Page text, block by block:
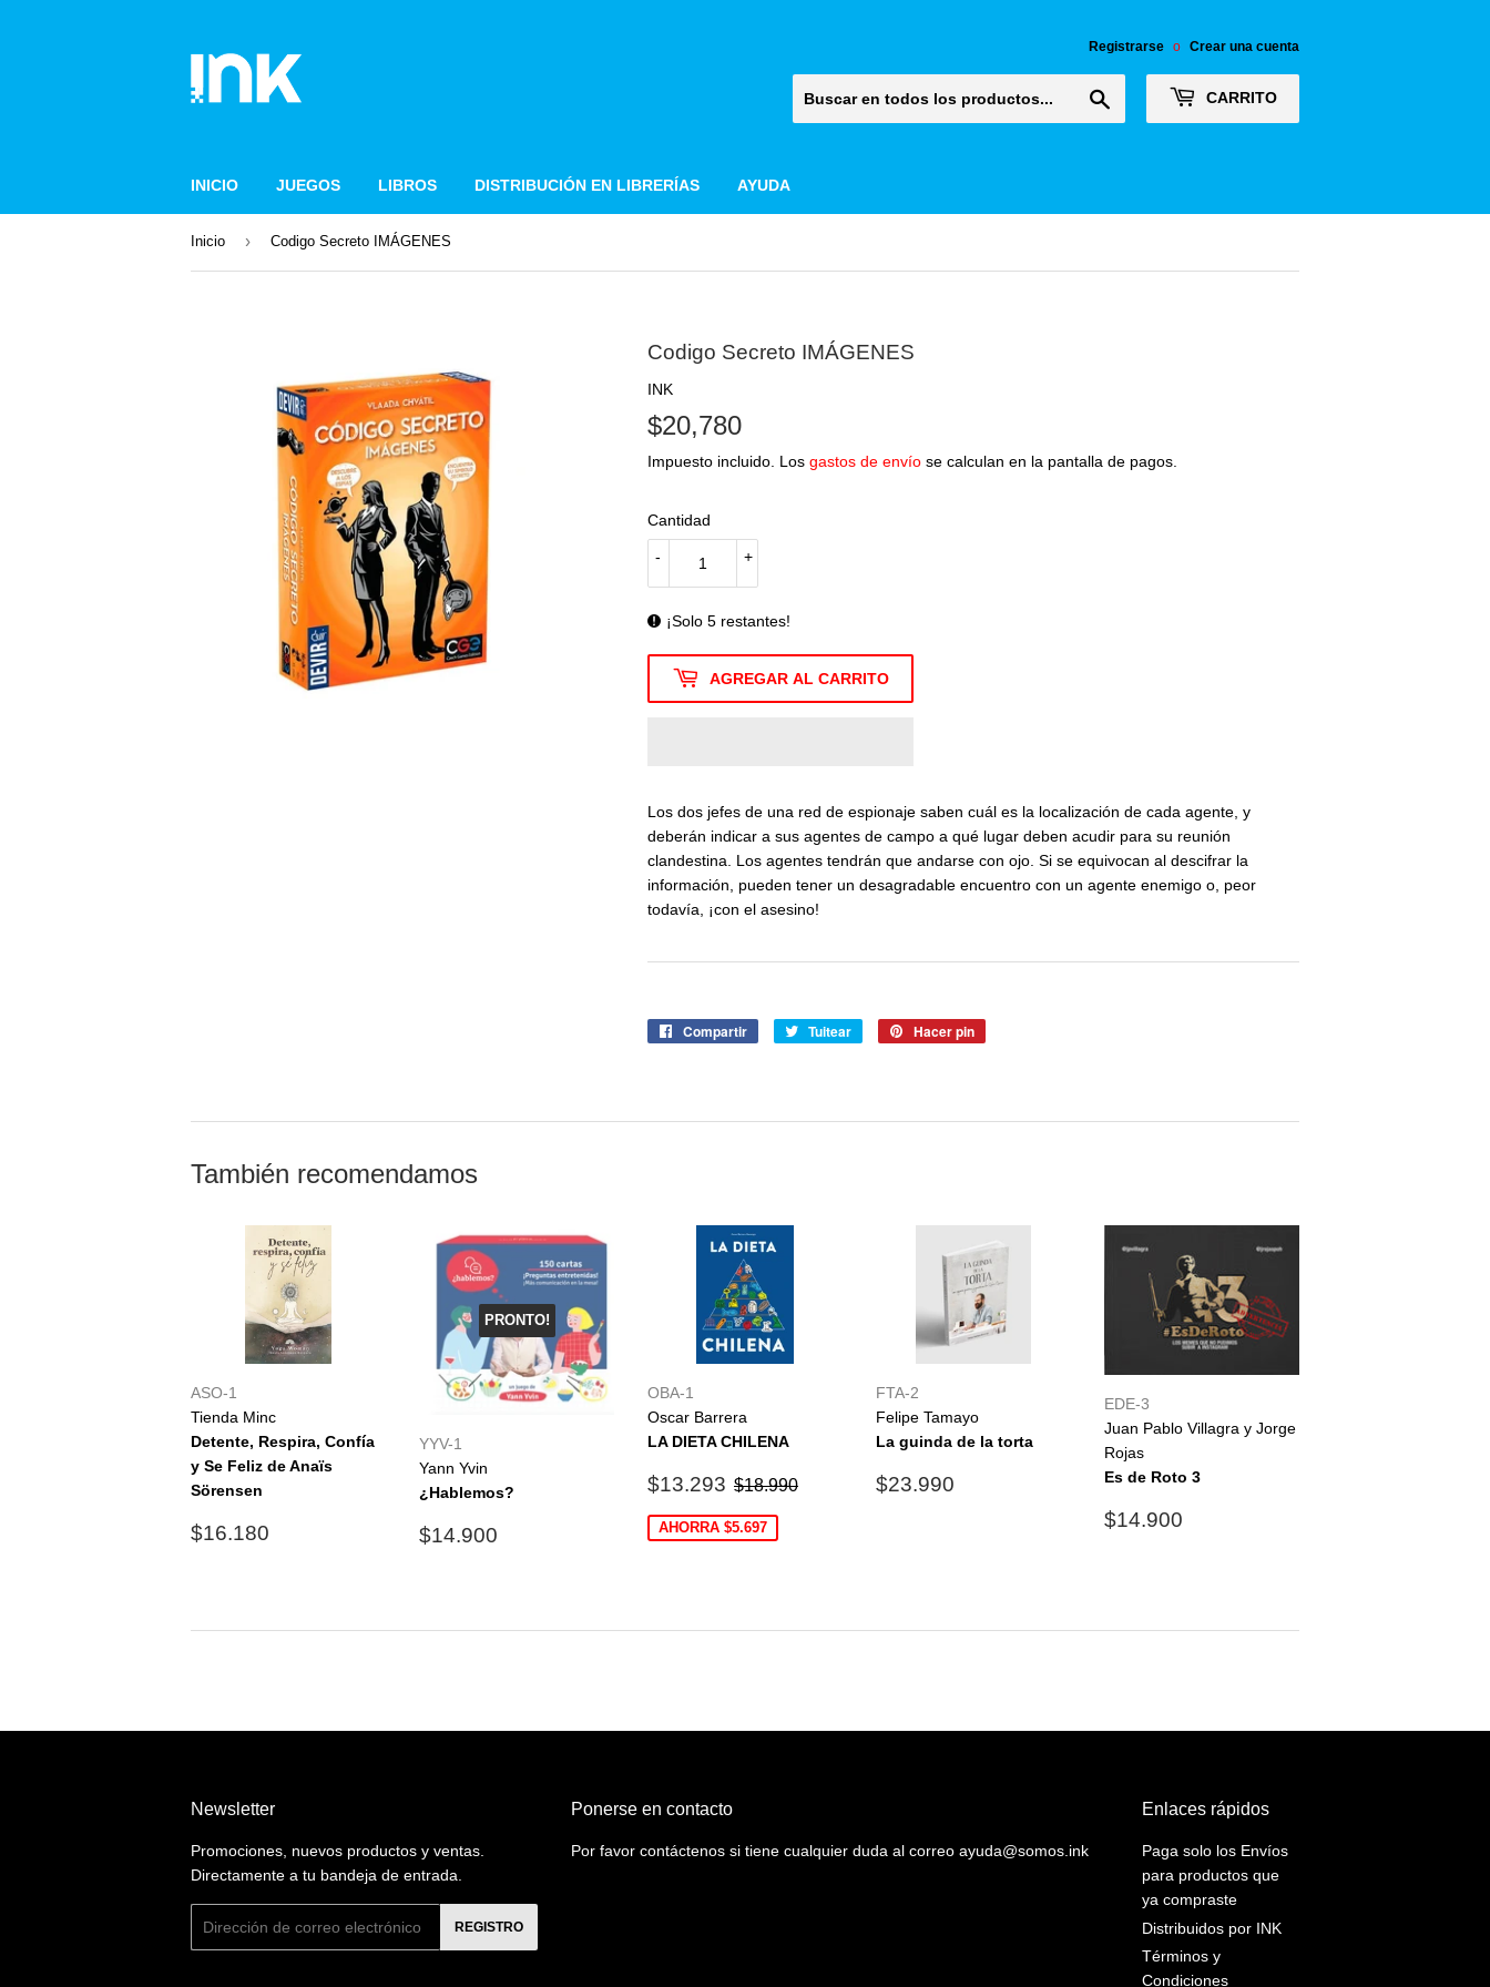
Registrarse o Crear una cuenta
CARRITO
INICIO JUEGOS LIBROS DISTRIBUCIÓN EN LIBRERÍAS AYUDA
Inicio › Codigo Secreto IMÁGENES
Codigo Secreto IMÁGENES
INK
$20,780
Impuesto incluido. Los gastos de envío se calculan en la pantalla de pagos.
Cantidad
+
-
¡Solo 5 restantes!
AGREGAR AL CARRITO
Los dos jefes de una red de espionaje saben cuál es la localización de cada agente, y
deberán indicar a sus agentes de campo a qué lugar deben acudir para su reunión
clandestina. Los agentes tendrán que andarse con ojo. Si se equivocan al descifrar la
información, pueden tener un desagradable encuentro con un agente enemigo o, peor
todavía, ¡con el asesino!
Compartir
CompartirTuitear
Tuitear Hacer pin
También recomendamos
ASO-1
Tienda Minc
Detente, Respira, Confía
y Se Feliz de Anaïs
Sörensen
Precio
$16.180
PRONTO!
YYV-1
Yann Yvin
¿Hablemos?
Precio
$14.900
OBA-1
Oscar Barrera
LA DIETA CHILENA
Precio
oferta
$13.293 $13.293
Precio habitual
$18.990 $18.990
AHORRA $5.697
FTA-2
Felipe Tamayo
La guinda de la torta
Precio
$23.990
EDE-3
Juan Pablo Villagra y Jorge
Rojas
Es de Roto 3
Precio
$14.900
Newsletter
Promociones, nuevos productos y ventas.
Directamente a tu bandeja de entrada.
REGISTRO
Ponerse en contacto
Por favor contáctenos si tiene cualquier duda al correo ayuda@somos.ink
Enlaces rápidos
Paga solo los Envíos
para productos que
ya compraste
Distribuidos por INK
Términos y
Condiciones